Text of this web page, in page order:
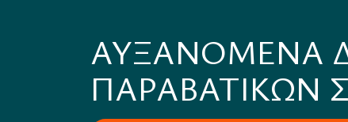
ΑΥΞΑΝΟΜΕΝΑ
ΠΑΡΑΒΑΤΙΚΩΝ